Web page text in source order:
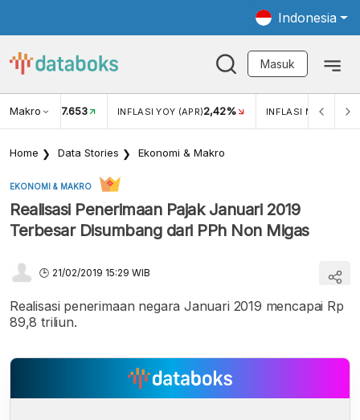
Indonesia
Masuk
Makro
USD/IDR 17.653 INFLASI YOY (APR)2,42% INFLASI MOM (APR)
Home Data Stories Ekonomi & Makro
EKONOMI & MAKRO
Realisasi Penerimaan Pajak Januari 2019
Terbesar Disumbang dari PPh Non Migas
21/02/2019 15:29 WIB
Realisasi penerimaan negara Januari 2019 mencapai Rp
89,8 triliun.